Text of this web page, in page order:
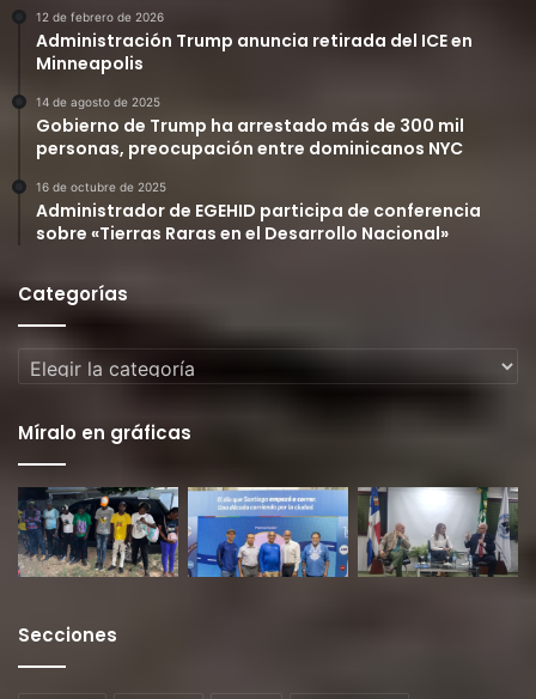
12 de febrero de 2026
Administración Trump anuncia retirada del ICE en
Minneapolis
14 de agosto de 2025
Gobierno de Trump ha arrestado más de 300 mil
personas, preocupación entre dominicanos NYC
16 de octubre de 2025
Administrador de EGEHID participa de conferencia
sobre «Tierras Raras en el Desarrollo Nacional»
Categorías
Categorías
Míralo en gráficas
Secciones